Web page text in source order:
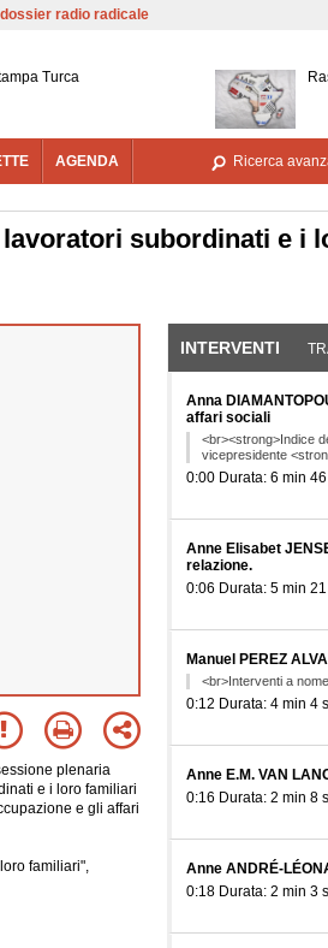
Salta al contenuto principale
dossier radio radicale
Turca
AGENDA Ricerca
subordinati e i
plenaria
e i loro familiari
e gli affari
familiari",
INTERVENTI
Anna
affari sociali
<br><strong>Indice
vicepresidente
0:00 Durata: 6 min
Anne Elisabet
relazione.
0:06 Durata: 5 min
Manuel PEREZ
<br>Interventi a
0:12 Durata: 4 min 4
Anne E.M. VAN
0:16 Durata: 2 min 8
Anne ANDRÉ-
0:18 Durata: 2 min 3